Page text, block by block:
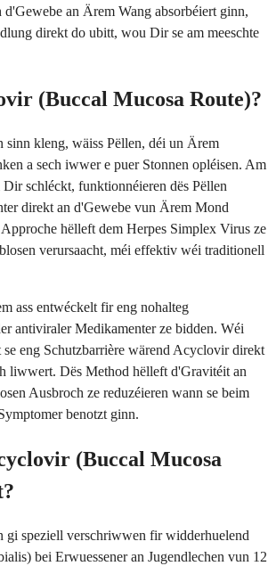
an Ärem Wang absorbéiert ginn,
direkt do ubitt, wou Dir se am meeschte
(Buccal Mucosa Route)?
kleng, wäiss Pëllen, déi un Ärem
a sech iwwer e puer Stonnen opléisen. Am
schléckt, funktionnéieren dës Pëllen
direkt an d'Gewebe vun Ärem Mond
hëlleft dem Herpes Simplex Virus ze
verursaacht, méi effektiv wéi traditionell
ass entwéckelt fir eng nohalteg
antiviraler Medikamenter ze bidden. Wéi
se eng Schutzbarrière wärend Acyclovir direkt
liwwert. Dës Method hëlleft d'Gravitéit an
Ausbroch ze reduzéieren wann se beim
benotzt ginn.
(Buccal Mucosa
gi speziell verschriwwen fir widderhuelend
bei Erwuessener an Jugendlechen vun 12